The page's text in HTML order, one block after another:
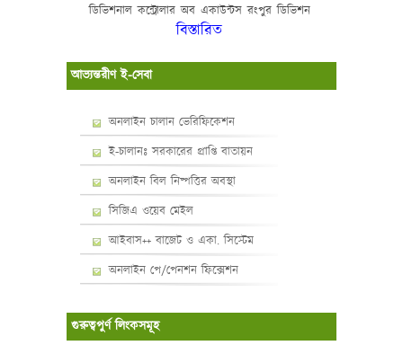
ডিভিশনাল কন্ট্রোলার অব একাউন্টস রংপুর ডিভিশন
বিস্তারিত
আভ্যন্তরীণ ই-সেবা
অনলাইন চালান ভেরিফিকেশন
ই-চালানঃ সরকারের প্রাপ্তি বাতায়ন
অনলাইন বিল নিষ্পত্তির অবস্থা
সিজিএ ওয়েব মেইল
আইবাস++ বাজেট ও একা. সিস্টেম
অনলাইন পে/পেনশন ফিক্সেশন
গুরুত্বপুর্ণ লিংকসমূহ